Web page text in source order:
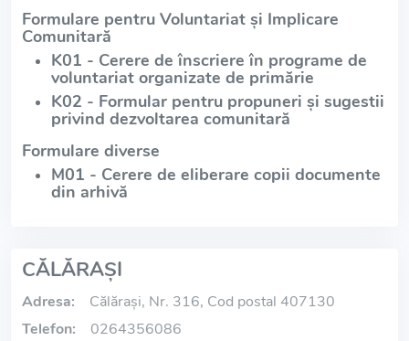
Formulare pentru Voluntariat și Implicare
Comunitară
K01 - Cerere de înscriere în programe de
voluntariat organizate de primărie
K02 - Formular pentru propuneri și sugestii
privind dezvoltarea comunitară
Formulare diverse
M01 - Cerere de eliberare copii documente
din arhivă
CĂLĂRAŞI
Adresa:
Călăraşi, Nr. 316, Cod postal 407130
Telefon:
0264356086